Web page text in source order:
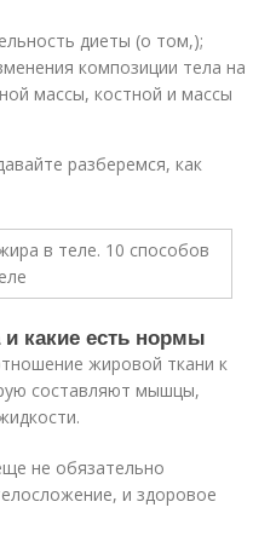
диеты (о том,);
композиции тела на
массы, костной и массы
разберемся, как
и какие есть нормы
жировой ткани к
составляют мышцы,
не обязательно
и здоровое